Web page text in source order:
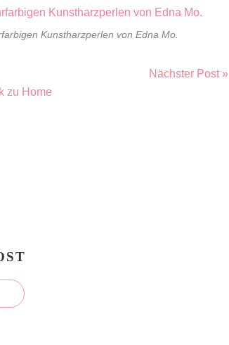
Kunstharzperlen von Edna Mo.
Nächster Post »
zu Home